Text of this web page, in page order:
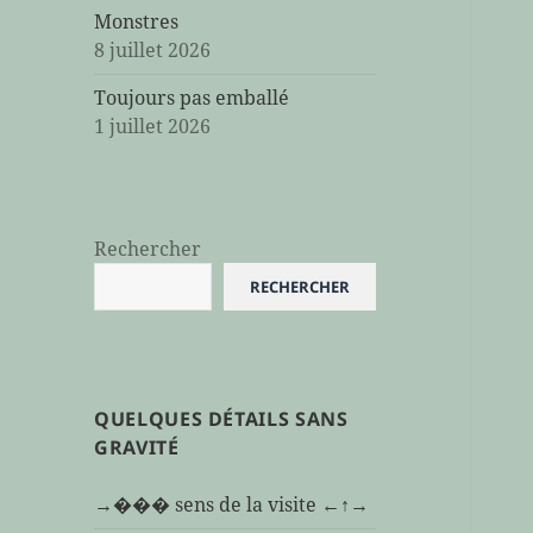
Monstres
8 juillet 2026
Toujours pas emballé
1 juillet 2026
Rechercher
RECHERCHER
QUELQUES DÉTAILS SANS
GRAVITÉ
→��� sens de la visite ←↑→